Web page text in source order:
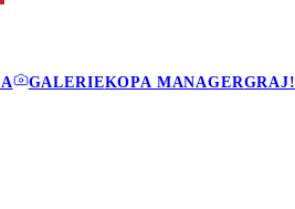
GALERIEKOPA MANAGERGRAJ!